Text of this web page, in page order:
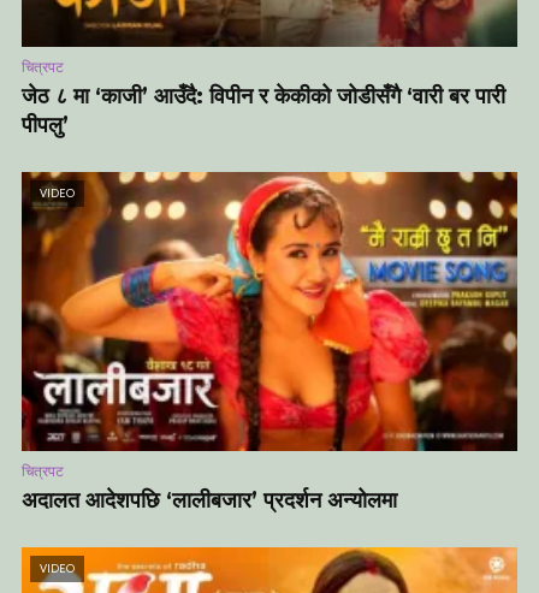
चित्रपट
जेठ ८ मा ‘काजी’ आउँदै: विपीन र केकीको जोडीसँगै ‘वारी बर पारी
पीपलु’
VIDEO
चित्रपट
अदालत आदेशपछि ‘लालीबजार’ प्रदर्शन अन्योलमा
VIDEO